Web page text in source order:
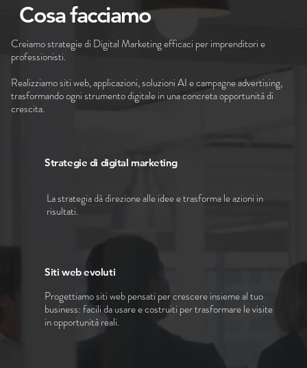
Cosa facciamo
Creiamo strategie di Digital Marketing efficaci per imprenditori e
professionisti.
Realizziamo siti web, applicazioni, soluzioni AI e campagne advertising,
trasformando ogni strumento digitale in una concreta opportunità di
crescita.
Strategie di digital marketing
La strategia dà direzione alle idee e trasforma le azioni in
risultati.
Siti web evoluti
Progettiamo siti web pensati per crescere insieme al tuo
business: facili da usare e costruiti per trasformare le visite
in opportunità reali.